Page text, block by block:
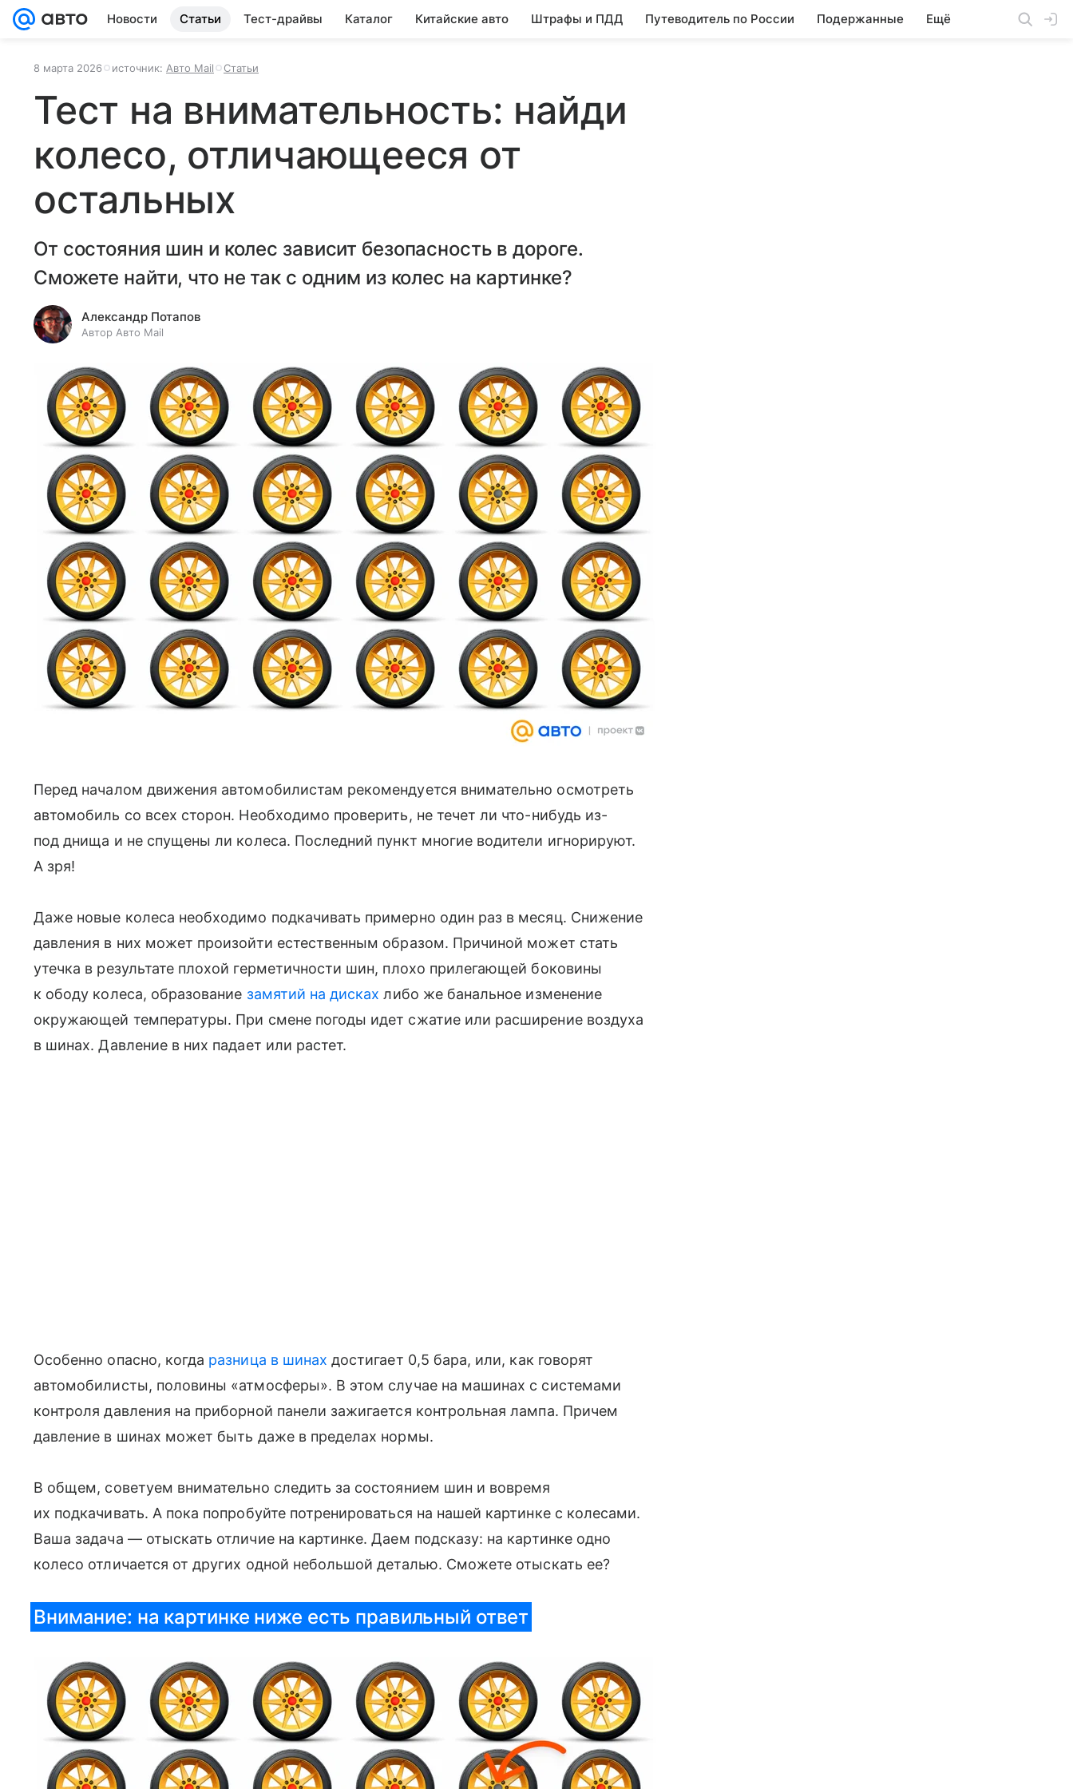
Новости Статьи Тест-драйвы Каталог Китайские авто Штрафы и ПДД Путеводитель по России Подержанные Ещё
8 марта 2026 источник: Авто Mail Статьи
Тест на внимательность: найди
колесо, отличающееся от
остальных
От состояния шин и колес зависит безопасность в дороге.
Сможете найти, что не так с одним из колес на картинке?
Александр Потапов
Автор Авто Mail
Перед началом движения автомобилистам рекомендуется внимательно осмотреть
автомобиль со всех сторон. Необходимо проверить, не течет ли что-нибудь из-
под днища и не спущены ли колеса. Последний пункт многие водители игнорируют.
А зря!
Даже новые колеса необходимо подкачивать примерно один раз в месяц. Снижение
давления в них может произойти естественным образом. Причиной может стать
утечка в результате плохой герметичности шин, плохо прилегающей боковины
к ободу колеса, образование замятий на дисках либо же банальное изменение
окружающей температуры. При смене погоды идет сжатие или расширение воздуха
в шинах. Давление в них падает или растет.
Особенно опасно, когда разница в шинах достигает 0,5 бара, или, как говорят
автомобилисты, половины «атмосферы». В этом случае на машинах с системами
контроля давления на приборной панели зажигается контрольная лампа. Причем
давление в шинах может быть даже в пределах нормы.
В общем, советуем внимательно следить за состоянием шин и вовремя
их подкачивать. А пока попробуйте потренироваться на нашей картинке с колесами.
Ваша задача — отыскать отличие на картинке. Даем подсказу: на картинке одно
колесо отличается от других одной небольшой деталью. Сможете отыскать ее?
Внимание: на картинке ниже есть правильный ответ